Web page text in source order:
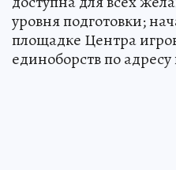
уровня подготовки;
площадке Центра
единоборств по